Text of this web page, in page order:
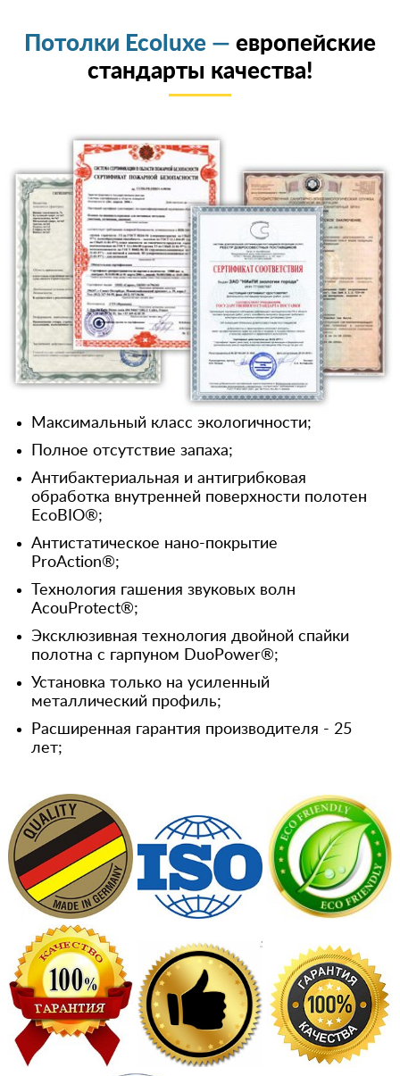
Потолки Ecoluxe — европейские
стандарты качества!
Максимальный класс экологичности;
Полное отсутствие запаха;
Антибактериальная и антигрибковая
обработка внутренней поверхности полотен
EcoBIO®;
Антистатическое нано-покрытие
ProAction®;
Технология гашения звуковых волн
AcouProtect®;
Эксклюзивная технология двойной спайки
полотна с гарпуном DuoPower®;
Установка только на усиленный
металлический профиль;
Расширенная гарантия производителя - 25
лет;